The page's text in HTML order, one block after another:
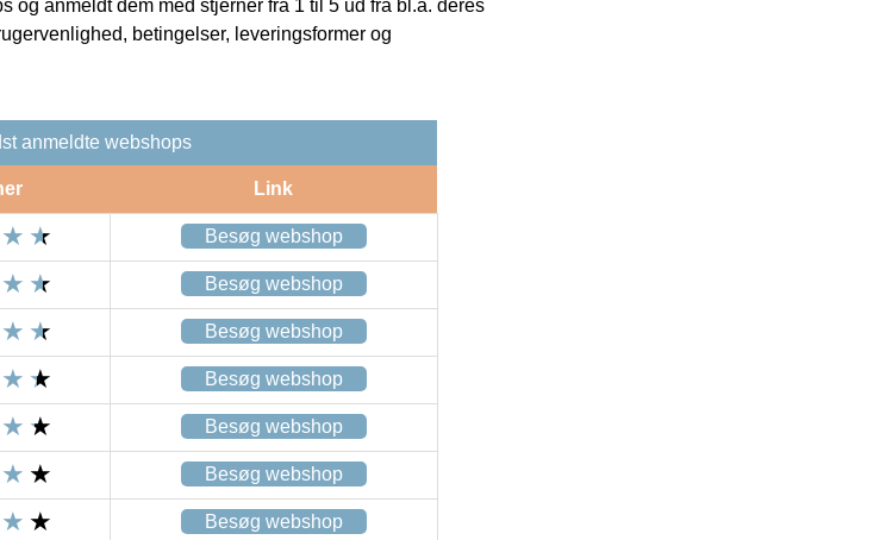
anmeldt dem med stjerner fra 1 til 5 ud fra bl.a. deres
betingelser, leveringsformer og
anmeldte webshops
Link
Besøg webshop
Besøg webshop
Besøg webshop
Besøg webshop
Besøg webshop
Besøg webshop
Besøg webshop